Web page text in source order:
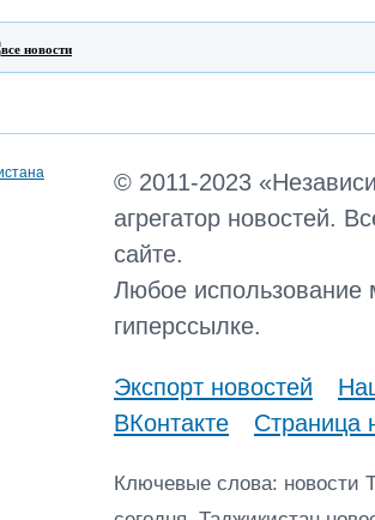
все новости
© 2011-2023
агрегатор новостей.
сайте.
Любое использование
гиперссылке.
Экспорт новостей
ВКонтакте
Страница
Ключевые слова: новости